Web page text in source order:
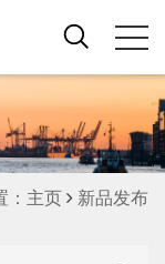
：主页 新品发布